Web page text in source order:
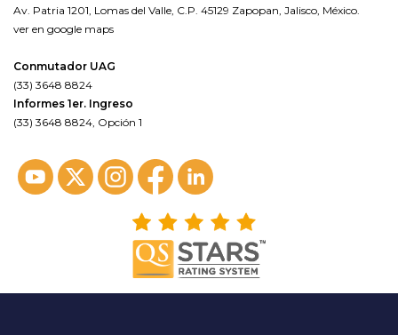
Av. Patria 1201, Lomas del Valle, C.P. 45129 Zapopan, Jalisco, México.
ver en google maps
Conmutador UAG
(33) 3648 8824
Informes 1er. Ingreso
(33) 3648 8824, Opción 1